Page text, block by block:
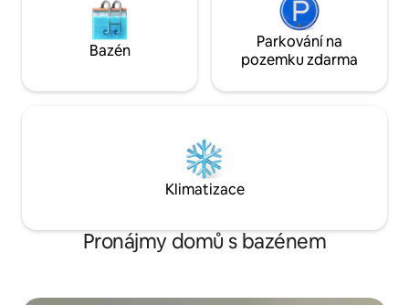
Bazén
Parkování na
pozemku zdarma
Klimatizace
Pronájmy domů s bazénem